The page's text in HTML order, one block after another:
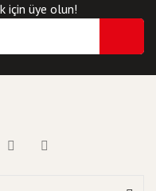
için üye olun!